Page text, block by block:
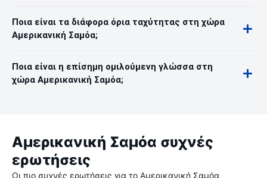
Ποια είναι τα διάφορα όρια ταχύτητας στη χώρα
Αμερικανική Σαμόα;
Ποια είναι η επίσημη ομιλούμενη γλώσσα στη
χώρα Αμερικανική Σαμόα;
Αμερικανική Σαμόα συχνές
ερωτήσεις
Οι πιο συχνές ερωτήσεις για το Αμερικανική Σαμόα